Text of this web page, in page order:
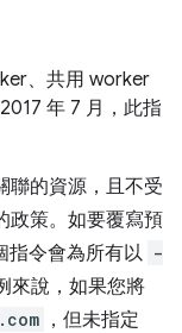
、共用 worker
年 7 月，此指
聯的資源，且不受
政策。如要覆寫預
指令會為所有以 -
來說，如果您將
，但未指定